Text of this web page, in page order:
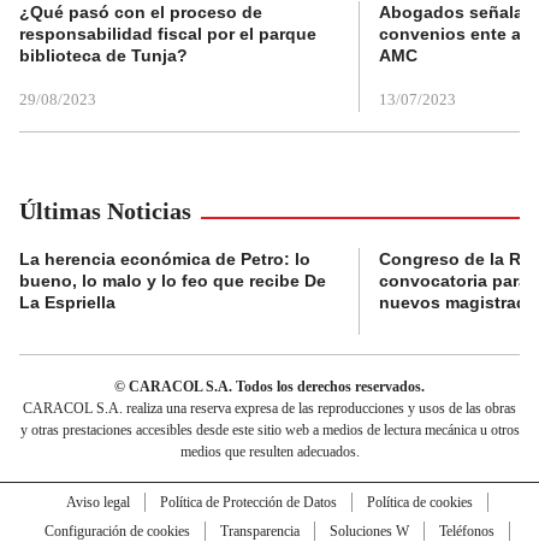
¿Qué pasó con el proceso de
responsabilidad fiscal por el parque
biblioteca de Tunja?
29/08/2023
Abogados
convenios ente
AMC
13/07/2023
Últimas Noticias
La herencia económica de Petro: lo
bueno, lo malo y lo feo que recibe De
La Espriella
Congreso de la
convocatoria para
nuevos
© CARACOL S.A. Todos los derechos reservados.
CARACOL S.A. realiza una reserva expresa de las reproducciones y usos de las obras
y otras prestaciones accesibles desde este sitio web a medios de lectura mecánica u otros
medios que resulten adecuados.
Aviso legal Política de Protección de Datos
Política de cookies
Configuración de cookies
Transparencia Soluciones W
Teléfonos